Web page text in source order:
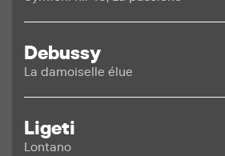
Debussy
La damoiselle élue
Ligeti
Lontano